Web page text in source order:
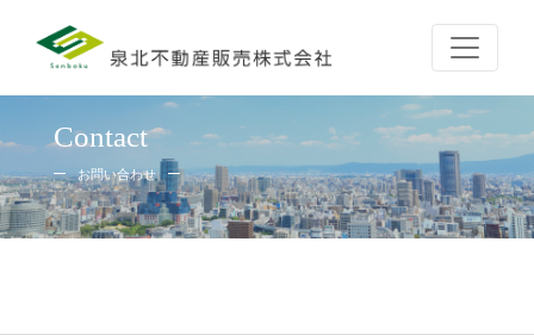
Contact
お問い合わせ